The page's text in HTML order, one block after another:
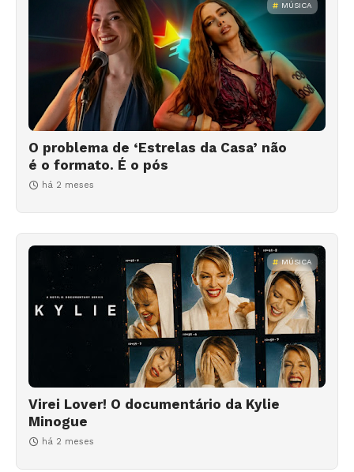
MÚSICA
O problema de ‘Estrelas da Casa’ não
é o formato. É o pós
há 2 meses
MÚSICA
Virei Lover! O documentário da Kylie
Minogue
há 2 meses